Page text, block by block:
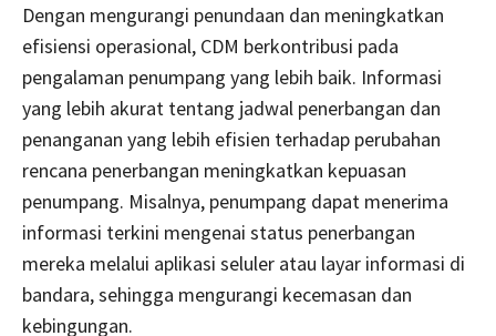
Dengan mengurangi penundaan dan meningkatkan
efisiensi operasional, CDM berkontribusi pada
pengalaman penumpang yang lebih baik. Informasi
yang lebih akurat tentang jadwal penerbangan dan
penanganan yang lebih efisien terhadap perubahan
rencana penerbangan meningkatkan kepuasan
penumpang. Misalnya, penumpang dapat menerima
informasi terkini mengenai status penerbangan
mereka melalui aplikasi seluler atau layar informasi di
bandara, sehingga mengurangi kecemasan dan
kebingungan.